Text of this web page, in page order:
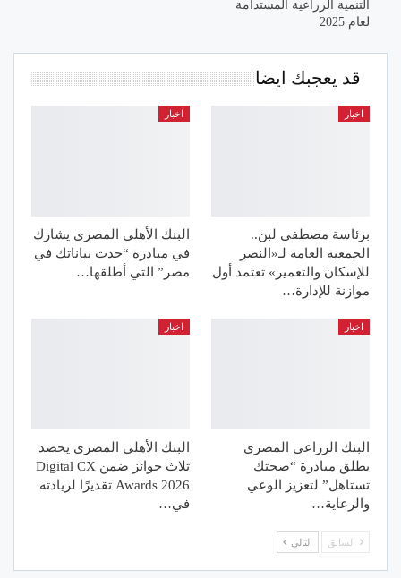
التنمية الزراعية المستدامة
لعام 2025
قد يعجبك ايضا
اخبار
برئاسة مصطفى لبن..
الجمعية العامة لـ«النصر
للإسكان والتعمير» تعتمد أول
موازنة للإدارة…
اخبار
البنك الأهلي المصري يشارك
في مبادرة “حدث بياناتك في
مصر” التي أطلقها…
اخبار
البنك الزراعي المصري
يطلق مبادرة “صحتك
تستاهل” لتعزيز الوعي
والرعاية…
اخبار
البنك الأهلي المصري يحصد
ثلاث جوائز ضمن Digital CX
Awards 2026 تقديرًا لريادته
في…
السابق التالي